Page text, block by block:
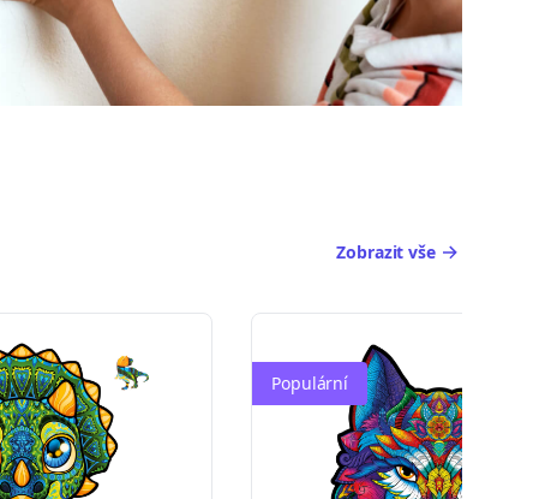
Zobrazit vše
Populární